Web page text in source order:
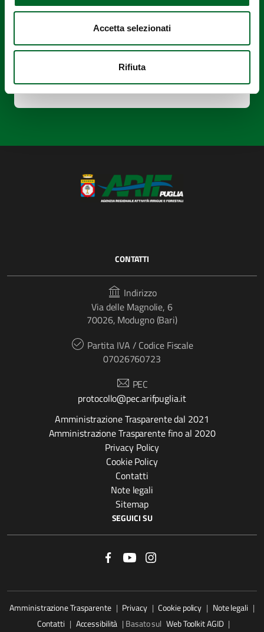
Accetta selezionati
Rifiuta
questa pagina?
CONTATTI
SEGUICI SU
Indirizzo
Via delle Magnolie, 6
70026, Modugno (Bari)
Partita IVA / Codice Fiscale
07026760723
PEC
protocollo@pec.arifpuglia.it
Amministrazione Trasparente dal 2021
Amministrazione Trasparente fino al 2020
Privacy Policy
Cookie Policy
Contatti
Note legali
Sitemap
Amministrazione Trasparente | Privacy | Cookie policy | Note legali |
Contatti | Accessibilità | Basato sul Web Toolkit AGID |